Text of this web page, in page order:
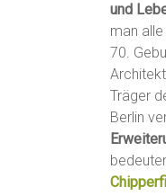
und
man
70.
Träger
Berlin